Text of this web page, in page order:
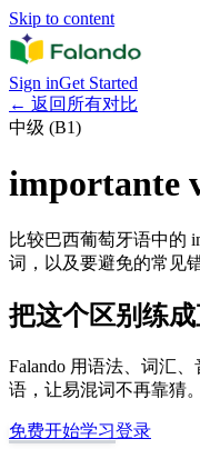
Skip to content
Sign inGet Started
← 返回所有对比
中级 (B1)
importante
比较巴西葡萄牙语中的
词，以及要避免的常见错
把这个区别练
Falando 用语法、词汇
语，让易混词不再靠猜。
免费开始学习登录